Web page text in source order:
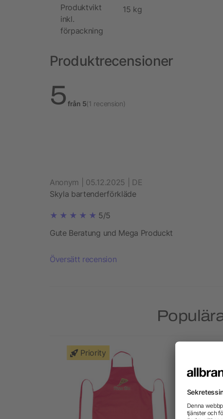
Produktvikt
inkl.
förpackning
15 kg
Produktrecensioner
5 från 5(1 recension)
Anonym | 05.12.2025 | DE
Skyla bartenderförkläde
5/5
Gute Beratung und Mega Produckt
Översätt recension
Priority